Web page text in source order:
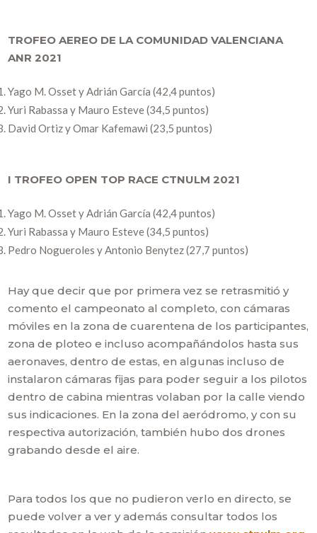
TROFEO AEREO DE LA COMUNIDAD VALENCIANA
ANR 2021
Yago M. Osset y Adrián García (42,4 puntos)
Yuri Rabassa y Mauro Esteve (34,5 puntos)
David Ortiz y Omar Kafemawi (23,5 puntos)
I TROFEO OPEN TOP RACE CTNULM 2021
Yago M. Osset y Adrián García (42,4 puntos)
Yuri Rabassa y Mauro Esteve (34,5 puntos)
Pedro Nogueroles y Antonio Benytez (27,7 puntos)
Hay que decir que por primera vez se retrasmitió y
comento el campeonato al completo, con cámaras
móviles en la zona de cuarentena de los participantes,
zona de ploteo e incluso acompañándolos hasta sus
aeronaves, dentro de estas, en algunas incluso de
instalaron cámaras fijas para poder seguir a los pilotos
dentro de cabina mientras volaban por la calle viendo
sus indicaciones. En la zona del aeródromo, y con su
respectiva autorización, también hubo dos drones
grabando desde el aire.
Para todos los que no pudieron verlo en directo, se
puede volver a ver y además consultar todos los